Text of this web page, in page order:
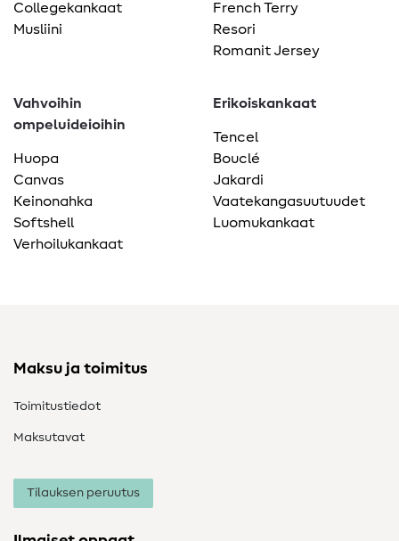
Collegekankaat
Musliini
French Terry
Resori
Romanit Jersey
Vahvoihin
ompeluideioihin
Huopa
Canvas
Keinonahka
Softshell
Verhoilukankaat
Erikoiskankaat
Tencel
Bouclé
Jakardi
Vaatekangasuutuudet
Luomukankaat
Maksu ja toimitus
Toimitustiedot
Maksutavat
Tilauksen peruutus